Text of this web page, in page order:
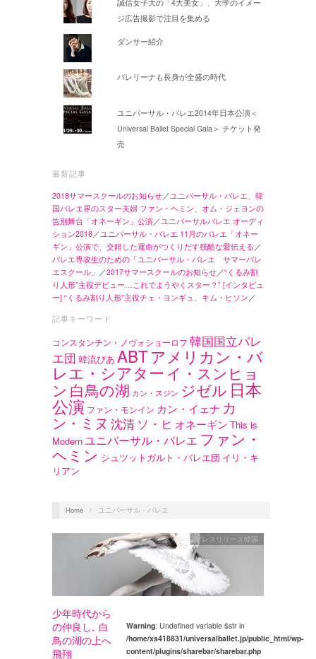
誠信女子大の「4大美女」、大学のイメー
ジ広告撮影で注目を集める
ダンサー紹介
バレリーナも長身が全盛の時代
ユニバーサル・バレエ2014年日本公演＜
Universal Ballet Special Gala＞ チケット発
売
最新記事
2018サマースクールのお知らせ／ユニバーサル・バレエ、韓
国バレエ界のスター夫婦 ファン・ヘミン、オム・ジェヨンの
告別舞台「オネーギン」公演／ユニバーサルバレエ オーディ
ション2018／ユニバーサル・バレエ 11月のバレエ「オネー
ギン」公演で、交錯した運命がつくりだす残酷な愛伝える ／
バレエ専攻生のための「ユニバーサル・バレエ サマーバレ
エスクール」 ／2017サマースクールのお知らせ／“くるみ割
り人形”主役デビュー…これでようやくスター？” [インタビュ
ー] “くるみ割り人形”主役チェ・ヨンギュ、キム・ヒソン ／
記事キーワード
コンスタンチン・ノヴォショーロフ 韓国国立バレ
エ団 韓流ぴあ ABTアメリカン・バ
レエ・シアター イ・スンヒョ
ン 白鳥の湖 カン・スジン ジゼル 日本
公演 ファン・モンイン カン・イェナ カ
ン・ミヌ 沈清 ソ・ヒ オネーギン This is
Modernユニバーサル・バレエ ファン・
ヘミン シュツットガルト・バレエ団 イリ・キ
リアン
Home / ユニバーサル・バレエ
少年時代から
の仲良し, 白
鳥の湖の上へ
飛翔
プレスリリース韓国
Warning: Undefined variable $str in
/home/xs418831/universalballet.jp/public_html/wp-
content/plugins/sharebar/sharebar.php